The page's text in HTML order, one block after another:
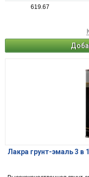
619.67
Лакра грунт-эмаль 3 в